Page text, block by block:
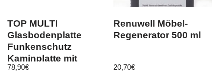
TOP MULTI
Glasbodenplatte
Funkenschutz
Kaminplatte mit
900mm
78,90€
Renuwell Möbel-
Regenerator 500 ml
20,70€